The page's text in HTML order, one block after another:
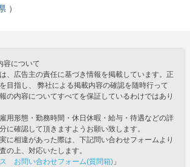
容について
、広告主の責任に基づき情報を掲載しています。正
目指し、 弊社による掲載内容の確認を随時行って
の内容についてすべてを保証しているわけではあり
用形態・勤務時間・休日休暇・給与・待遇などの詳
に確認して頂きますようお願い致します。
に相違があった際は、下記問い合わせフォームより
の上、対応いたします。
お問い合わせフォーム(質問箱) 」